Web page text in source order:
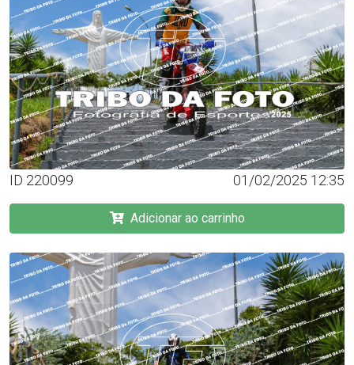
ID 220099 01/02/2025 12:35
Adicionar ao carrinho